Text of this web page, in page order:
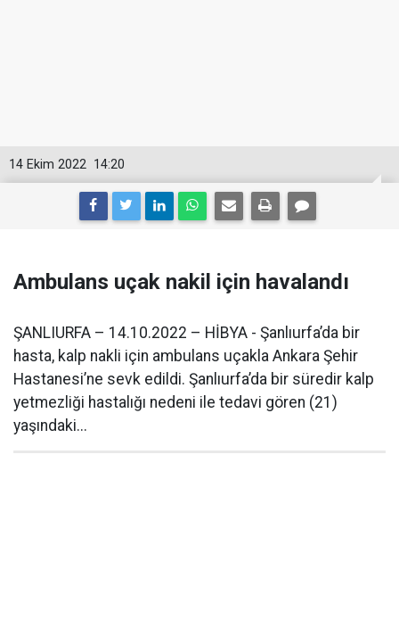
14:20
14 Ekim 2022
Ambulans uçak nakil için havalandı
ŞANLIURFA – 14.10.2022 – HİBYA - Şanlıurfa’da bir
hasta, kalp nakli için ambulans uçakla Ankara Şehir
Hastanesi’ne sevk edildi. Şanlıurfa’da bir süredir kalp
yetmezliği hastalığı nedeni ile tedavi gören (21)
yaşındaki...